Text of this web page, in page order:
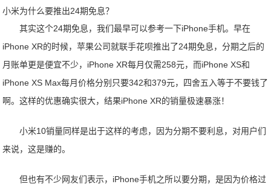
小米为什么要推出24期免息？
其实这个24期免息，我们最早可以参考一下iPhone手机。早在
iPhone XR的时候，苹果公司就联手花呗推出了24期免息，分期之后的
月账单更是便宜不少，iPhone XR每月仅需258元，而iPhone XS和
iPhone XS Max每月价格分别只要342和379元，四舍五入等于不要钱了
啊。这样的优惠确实很大，结果iPhone XR的销量极速暴涨！
小米10销量同样是出于这样的考虑，因为分期不要利息，对用户们
来说，这是赚的。
但也有不少网友们表示，iPhone手机之所以要分期，是因为价格过